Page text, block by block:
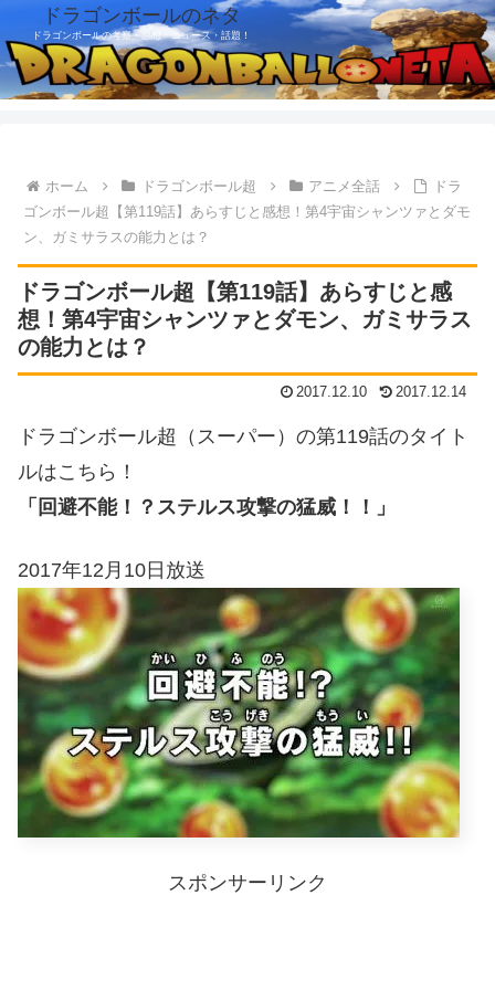
ドラゴンボールのネタ
ドラゴンボールの考察・感想・ニュース・話題！
ホーム ドラゴンボール超 アニメ全話
ドラ
ゴンボール超【第119話】あらすじと感想！第4宇宙シャンツァとダモ
ン、ガミサラスの能力とは？
ドラゴンボール超【第119話】あらすじと感
想！第4宇宙シャンツァとダモン、ガミサラス
の能力とは？
2017.12.10 2017.12.14
ドラゴンボール超（スーパー）の第119話のタイト
ルはこちら！
「回避不能！？ステルス攻撃の猛威！！」
2017年12月10日放送
スポンサーリンク